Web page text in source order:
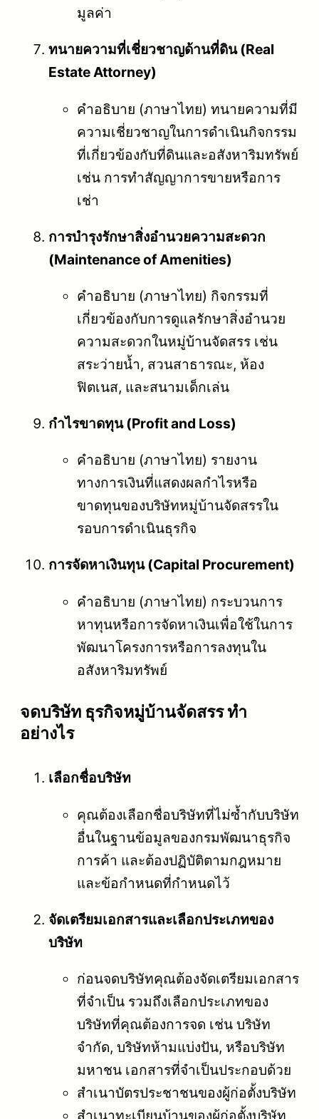
มูลค่า
ทนายความที่เชี่ยวชาญด้านที่ดิน (Real
Estate Attorney)
คำอธิบาย (ภาษาไทย) ทนายความที่มี
ความเชี่ยวชาญในการดำเนินกิจกรรม
ที่เกี่ยวข้องกับที่ดินและอสังหาริมทรัพย์
เช่น การทำสัญญาการขายหรือการ
เช่า
การบำรุงรักษาสิ่งอำนวยความสะดวก
(Maintenance of Amenities)
คำอธิบาย (ภาษาไทย) กิจกรรมที่
เกี่ยวข้องกับการดูแลรักษาสิ่งอำนวย
ความสะดวกในหมู่บ้านจัดสรร เช่น
สระว่ายน้ำ, สวนสาธารณะ, ห้อง
ฟิตเนส, และสนามเด็กเล่น
กำไรขาดทุน (Profit and Loss)
คำอธิบาย (ภาษาไทย) รายงาน
ทางการเงินที่แสดงผลกำไรหรือ
ขาดทุนของบริษัทหมู่บ้านจัดสรรใน
รอบการดำเนินธุรกิจ
การจัดหาเงินทุน (Capital Procurement)
คำอธิบาย (ภาษาไทย) กระบวนการ
หาทุนหรือการจัดหาเงินเพื่อใช้ในการ
พัฒนาโครงการหรือการลงทุนใน
อสังหาริมทรัพย์
จดบริษัท ธุรกิจหมู่บ้านจัดสรร ทำ
อย่างไร
เลือกชื่อบริษัท
คุณต้องเลือกชื่อบริษัทที่ไม่ซ้ำกับบริษัท
อื่นในฐานข้อมูลของกรมพัฒนาธุรกิจ
การค้า และต้องปฏิบัติตามกฎหมาย
และข้อกำหนดที่กำหนดไว้
จัดเตรียมเอกสารและเลือกประเภทของ
บริษัท
ก่อนจดบริษัทคุณต้องจัดเตรียมเอกสาร
ที่จำเป็น รวมถึงเลือกประเภทของ
บริษัทที่คุณต้องการจด เช่น บริษัท
จำกัด, บริษัทห้ามแบ่งปัน, หรือบริษัท
มหาชน เอกสารที่จำเป็นประกอบด้วย
สำเนาบัตรประชาชนของผู้ก่อตั้งบริษัท
สำเนาทะเบียนบ้านของผู้ก่อตั้งบริษัท